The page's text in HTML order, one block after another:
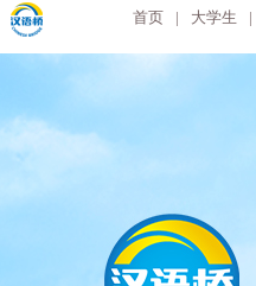
首页 | 大学生 |